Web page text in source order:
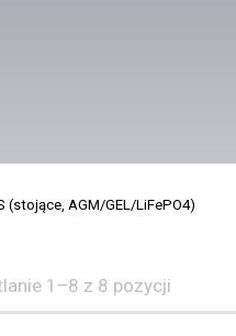
(stojące, AGM/GEL/LiFePO4)
1–8 z 8 pozycji